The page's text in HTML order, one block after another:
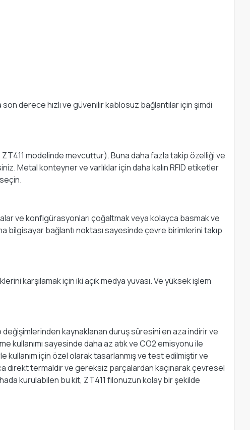
derece hızlı ve güvenilir kablosuz bağlantılar için şimdi
ZT411 modelinde mevcuttur). Buna daha fazla takip özelliği ve
Metal konteyner ve varlıklar için daha kalın RFID etiketler
ve konfigürasyonları çoğaltmak veya kolayca basmak ve
bilgisayar bağlantı noktası sayesinde çevre birimlerini takıp
karşılamak için iki açık medya yuvası. Ve yüksek işlem
değişimlerinden kaynaklanan duruş süresini en aza indirir ve
kullanımı sayesinde daha az atık ve CO2 emisyonu ile
için özel olarak tasarlanmış ve test edilmiştir ve
direkt termaldir ve gereksiz parçalardan kaçınarak çevresel
kurulabilen bu kit, ZT411 filonuzun kolay bir şekilde